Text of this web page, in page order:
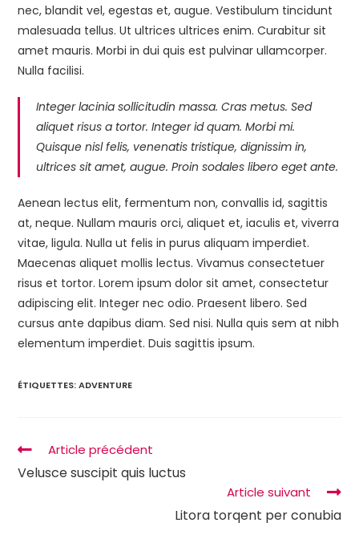
nec, blandit vel, egestas et, augue. Vestibulum tincidunt
malesuada tellus. Ut ultrices ultrices enim. Curabitur sit
amet mauris. Morbi in dui quis est pulvinar ullamcorper.
Nulla facilisi.
Integer lacinia sollicitudin massa. Cras metus. Sed
aliquet risus a tortor. Integer id quam. Morbi mi.
Quisque nisl felis, venenatis tristique, dignissim in,
ultrices sit amet, augue. Proin sodales libero eget ante.
Aenean lectus elit, fermentum non, convallis id, sagittis
at, neque. Nullam mauris orci, aliquet et, iaculis et, viverra
vitae, ligula. Nulla ut felis in purus aliquam imperdiet.
Maecenas aliquet mollis lectus. Vivamus consectetuer
risus et tortor. Lorem ipsum dolor sit amet, consectetur
adipiscing elit. Integer nec odio. Praesent libero. Sed
cursus ante dapibus diam. Sed nisi. Nulla quis sem at nibh
elementum imperdiet. Duis sagittis ipsum.
ÉTIQUETTES:ADVENTURE
Article précédent
Velusce suscipit quis luctus
Article suivant
Litora torqent per conubia